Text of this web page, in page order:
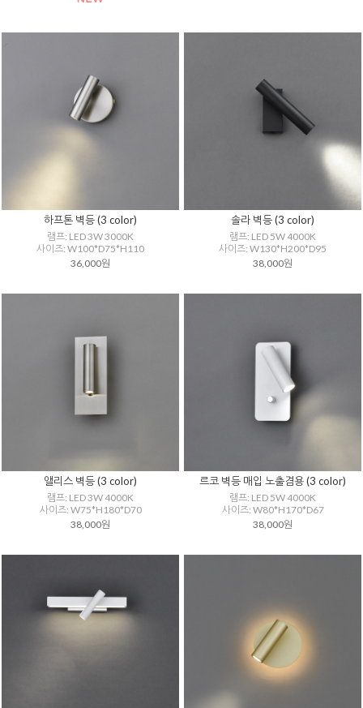
하프톤 벽등 (3 color)
램프: LED 3W 3000K
사이즈: W100*D75*H110
36,000원
솔라 벽등 (3 color)
램프: LED 5W 4000K
사이즈: W130*H200*D95
38,000원
앨리스 벽등 (3 color)
램프: LED 3W 4000K
사이즈: W75*H180*D70
38,000원
르코 벽등 매입 노출겸용 (3 color)
램프: LED 5W 4000K
사이즈: W80*H170*D67
38,000원